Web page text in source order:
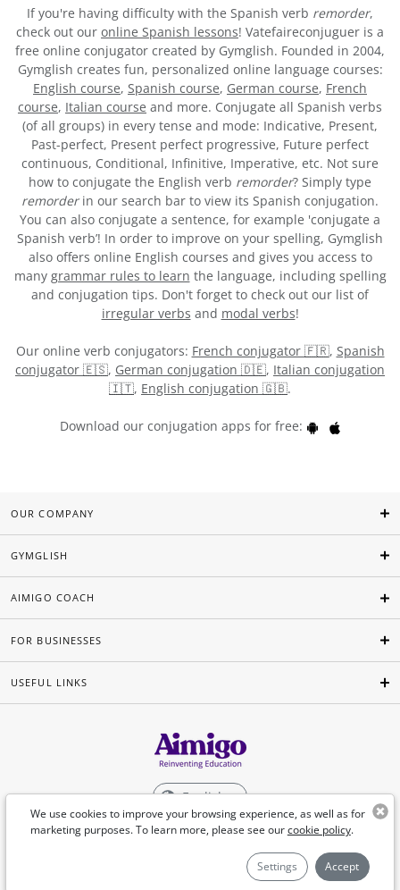
If you're having difficulty with the Spanish verb remorder,
check out our online Spanish lessons! Vatefaireconjuguer is a
free online conjugator created by Gymglish. Founded in 2004,
Gymglish creates fun, personalized online language courses:
English course, Spanish course, German course, French
course, Italian course and more. Conjugate all Spanish verbs
(of all groups) in every tense and mode: Indicative, Present,
Past-perfect, Present perfect progressive, Future perfect
continuous, Conditional, Infinitive, Imperative, etc. Not sure
how to conjugate the English verb remorder? Simply type
remorderin our search bar to view its Spanish conjugation.
You can also conjugate a sentence, for example 'conjugate a
Spanish verb’! In order to improve on your spelling, Gymglish
also offers online English courses and gives you access to
many grammar rules to learn the language, including spelling
and conjugation tips. Don't forget to check out our list of
irregular verbs and modal verbs!
Our online verb conjugators: French conjugator 🇫🇷, Spanish
conjugator 🇪🇸, German conjugation 🇩🇪, Italian conjugation
🇮🇹, English conjugation 🇬🇧.
Download our conjugation apps for free:
We use cookies to improve your browsing experience, as well as for
marketing purposes. To learn more, please see ourcookie policy.
Settings Accept
OUR COMPANY
GYMGLISH
AIMIGO COACH
FOR BUSINESSES
USEFUL LINKS
English
©Aimigo 2026